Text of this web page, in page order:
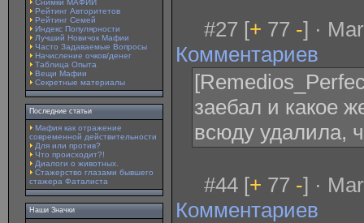
Снимки МАФИИ
Рейтинг Авторитетов
Рейтинг Семей
Индекс Популярности
Лучший Новичок Мафии
Часто Задаваемые Вопросы
Начисление очков/денег
Таблица Опыта
Вещи Мафии
Секретные материалы
Последние статьи
Мафия как отражение
современной действительности
Для или против?
Что происходит?!
Диалоги о животных.
Стажерство глазами бывшего
стажера Фаталиста
Наши Значки
#27 [+ 77 -] ·
Комментариев
заебал и какое
всюду удалила,
#44 [+ 77 -] ·
Комментариев